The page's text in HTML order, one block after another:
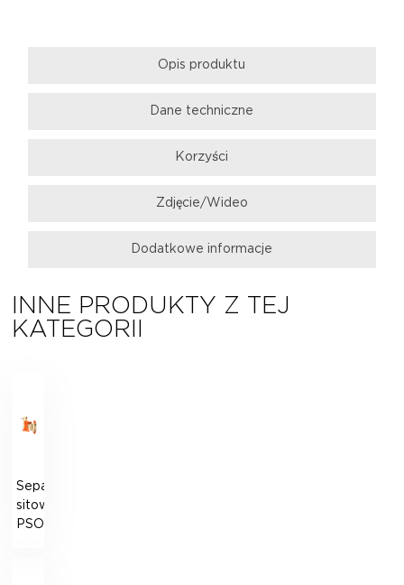
Opis produktu
Dane techniczne
Korzyści
Zdjęcie/Wideo
Dodatkowe informacje
INNE PRODUKTY Z TEJ
KATEGORII
Separator
sitowy
PSO